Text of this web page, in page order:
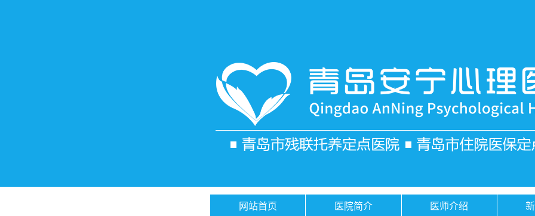
网站首页 医院简介 医师介绍